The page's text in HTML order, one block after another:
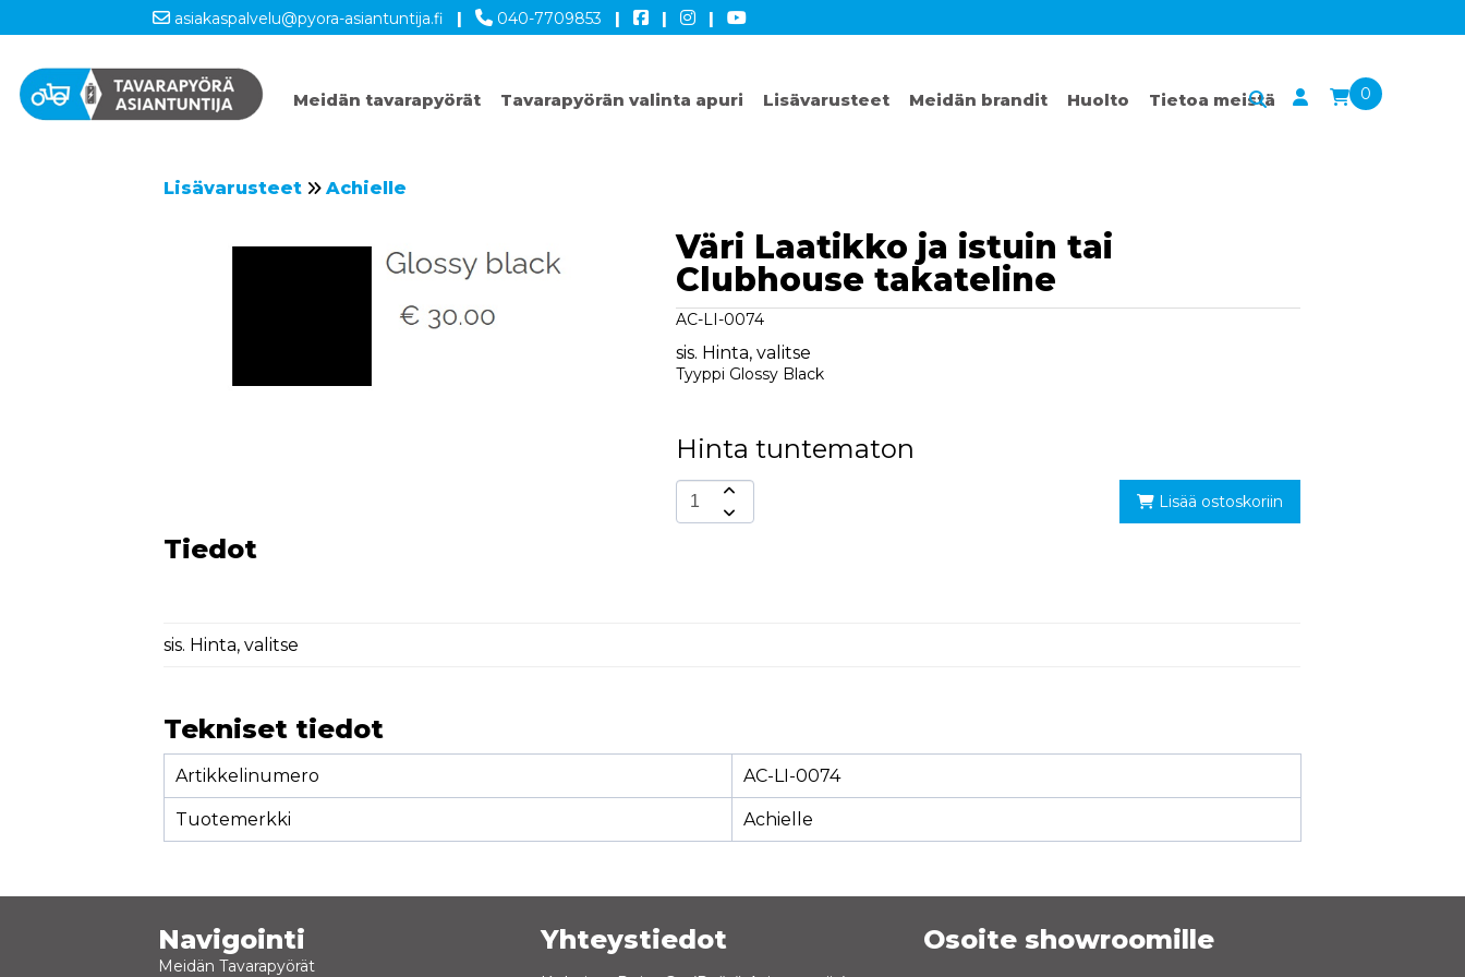
asiakaspalvelu@pyora-asiantuntija.fi | 040-7709853 | | |
Meidän tavarapyörät Tavarapyörän valinta apuri Lisävarusteet Meidän brandit Huolto Tietoa meistä 0
Lisävarusteet Achielle
Väri Laatikko ja istuin tai
Clubhouse takateline
AC-LI-0074
sis. Hinta, valitse
Tyyppi Glossy Black
Hinta tuntematon
Lisää ostoskoriin
Tiedot
sis. Hinta, valitse
Tekniset tiedot
Artikkelinumero AC-LI-0074
Tuotemerkki Achielle
Navigointi
Meidän Tavarapyörät
Yhteystiedot Osoite showroomille